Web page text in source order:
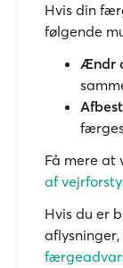
Hvis din
følgende
Ændr
Få mere at
af
Hvis du er